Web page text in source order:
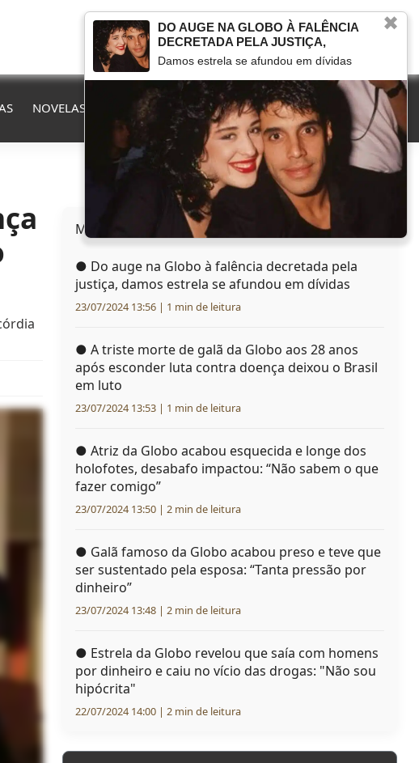
NOVELAS QUE FIM LEVOU MARCOU NA TV HERANÇAS
Mais lidas hoje
● Do auge na Globo à falência decretada pela
justiça, damos estrela se afundou em dívidas
23/07/2024 13:56 | 1 min de leitura
● A triste morte de galã da Globo aos 28 anos
após esconder luta contra doença deixou o Brasil
em luto
23/07/2024 13:53 | 1 min de leitura
● Atriz da Globo acabou esquecida e longe dos
holofotes, desabafo impactou: “Não sabem o que
fazer comigo”
23/07/2024 13:50 | 2 min de leitura
● Galã famoso da Globo acabou preso e teve que
ser sustentado pela esposa: “Tanta pressão por
dinheiro”
23/07/2024 13:48 | 2 min de leitura
● Estrela da Globo revelou que saía com homens
por dinheiro e caiu no vício das drogas: "Não sou
hipócrita"
22/07/2024 14:00 | 2 min de leitura
✖
DO AUGE NA GLOBO À FALÊNCIA
DECRETADA PELA JUSTIÇA,
Damos estrela se afundou em dívidas